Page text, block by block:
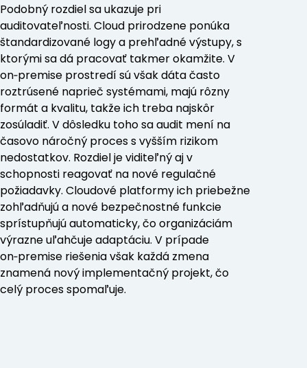
Podobný rozdiel sa ukazuje pri
auditovateľnosti. Cloud prirodzene ponúka
štandardizované logy a prehľadné výstupy, s
ktorými sa dá pracovať takmer okamžite. V
on‑premise prostredí sú však dáta často
roztrúsené naprieč systémami, majú rôzny
formát a kvalitu, takže ich treba najskôr
zosúladiť. V dôsledku toho sa audit mení na
časovo náročný proces s vyšším rizikom
nedostatkov. Rozdiel je viditeľný aj v
schopnosti reagovať na nové regulačné
požiadavky. Cloudové platformy ich priebežne
zohľadňujú a nové bezpečnostné funkcie
sprístupňujú automaticky, čo organizáciám
výrazne uľahčuje adaptáciu. V prípade
on‑premise riešenia však každá zmena
znamená nový implementačný projekt, čo
celý proces spomaľuje.
Predchádzajúci